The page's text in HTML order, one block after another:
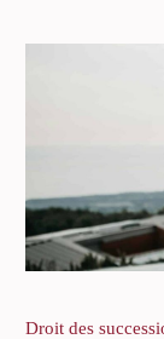
Droit des